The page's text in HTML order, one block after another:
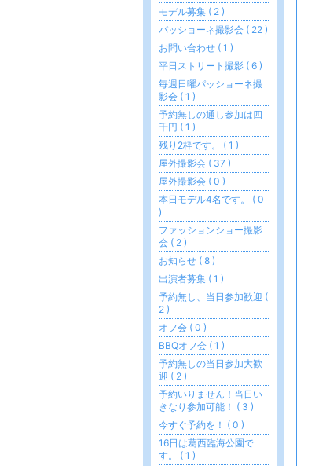
モデル募集 ( 2 )
パッショーネ撮影会 ( 22 )
お問い合わせ ( 1 )
平日ストリート撮影 ( 6 )
毎週日曜パッショーネ撮
影会 ( 1 )
予約無しの通し参加は四
千円 ( 1 )
残り2枠です。 ( 1 )
屋外撮影会 ( 37 )
屋外撮影会 ( 0 )
本日モデル4名です。 ( 0
)
ファッションショー撮影
会 ( 2 )
お知らせ ( 8 )
出演者募集 ( 1 )
予約無し、当日参加歓迎 (
2 )
オフ会 ( 0 )
BBQオフ会 ( 1 )
予約無しの当日参加大歓
迎 ( 2 )
予約いりません！当日い
きなり参加可能！ ( 3 )
今すぐ予約を！ ( 0 )
16日は葛西臨海公園で
す。 ( 1 )